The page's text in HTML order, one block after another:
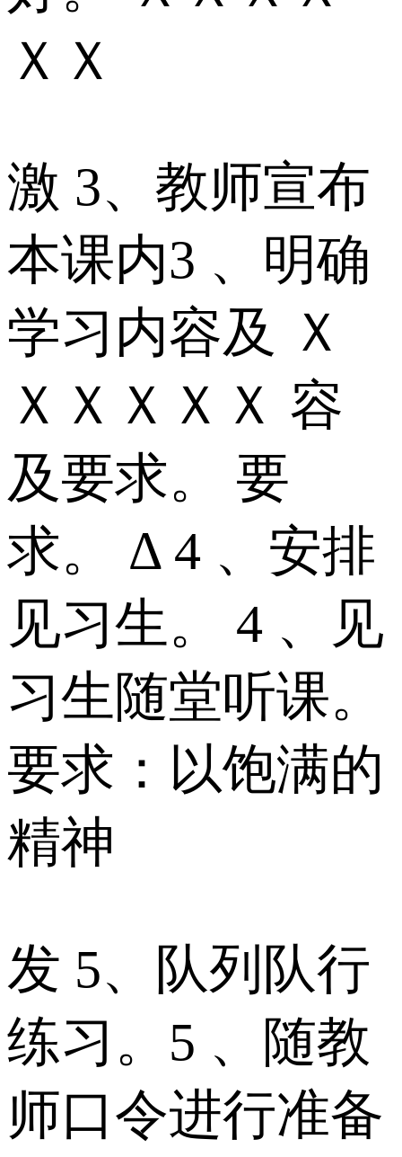
ＸＸ
激 3、教师宣布
本课内3 、明确
学习内容及 Ｘ
ＸＸＸＸＸ 容
及要求。 要
求。 Δ 4 、安排
见习生。 4 、见
习生随堂听课。
要求：以饱满的
精神
发 5、队列队行
练习。5 、随教
师口令进行准备